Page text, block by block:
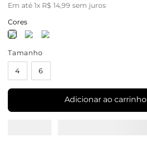
Em até 1x R$ 14,99 sem juros
Cores
Tamanho
4 6
Adicionar ao carrinho